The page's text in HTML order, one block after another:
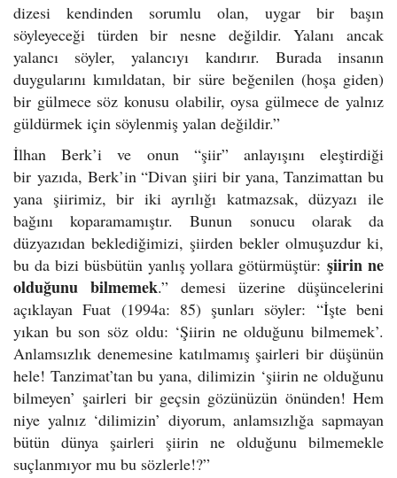
dizesi kendinden sorumlu olan, uygar bir başın
söyleyeceği türden bir nesne değildir. Yalanı ancak
yalancı söyler, yalancıyı kandırır. Burada insanın
duygularını kımıldatan, bir süre beğenilen (hoşa giden)
bir gülmece söz konusu olabilir, oysa gülmece de yalnız
güldürmek için söylenmiş yalan değildir.”
İlhan Berk’i ve onun “şiir” anlayışını eleştirdiği
bir yazıda, Berk’in “Divan şiiri bir yana, Tanzimattan bu
yana şiirimiz, bir iki ayrılığı katmazsak, düzyazı ile
bağını koparamamıştır. Bunun sonucu olarak da
düzyazıdan beklediğimizi, şiirden bekler olmuşuzdur ki,
bu da bizi büsbütün yanlış yollara götürmüştür:şiirin ne
olduğunu bilmemek.” demesi üzerine düşüncelerini
açıklayan Fuat (1994a: 85) şunları söyler: “İşte beni
yıkan bu son söz oldu: ‘Şiirin ne olduğunu bilmemek’.
Anlamsızlık denemesine katılmamış şairleri bir düşünün
hele! Tanzimat’tan bu yana, dilimizin ‘şiirin ne olduğunu
bilmeyen’ şairleri bir geçsin gözünüzün önünden! Hem
niye yalnız ‘dilimizin’ diyorum, anlamsızlığa sapmayan
bütün dünya şairleri şiirin ne olduğunu bilmemekle
suçlanmıyor mu bu sözlerle!?”